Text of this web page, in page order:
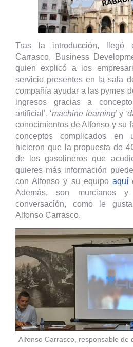
Tras la introducción, llegó
Carrasco, Business
quien explicó a los
servicio presentes en la sala
compañía ayudar a las pymes
ingresos gracias a
artificial’, ‘machine learning’ y ‘
conocimientos de Alfonso y su
conceptos complicados en
hicieron que la propuesta de
de los gasolineros que
quieres más información
con Alfonso y su equipo aquí
Además, son murcianos
conversación, como le
Alfonso Carrasco.
Alfonso Carrasco, responsable de